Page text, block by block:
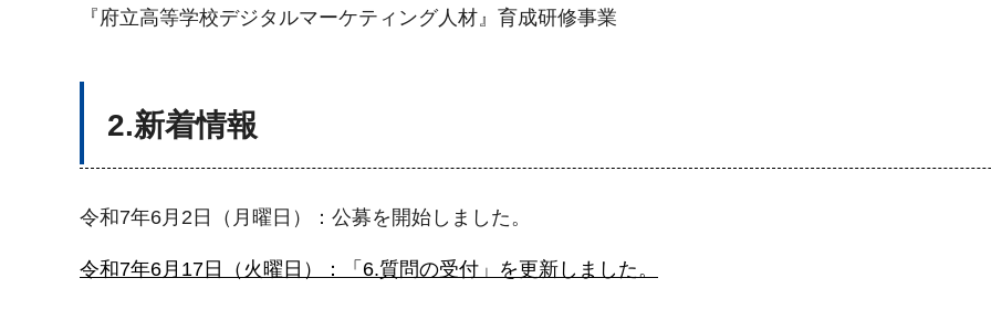
『府立高等学校デジタルマーケティング人材』育成研修事業
2.新着情報
令和7年6月2日（月曜日）：公募を開始しました。
令和7年6月17日（火曜日）：「6.質問の受付」を更新しました。